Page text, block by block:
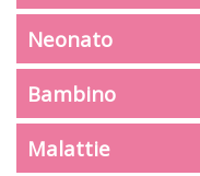
Neonato
Bambino
Malattie